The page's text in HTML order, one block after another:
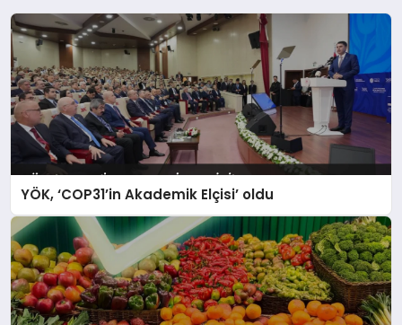
YÖK, ‘COP31’in Akademik Elçisi’ oldu